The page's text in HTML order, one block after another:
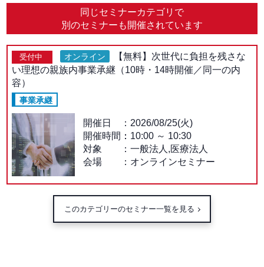
同じセミナーカテゴリで
別のセミナーも開催されています
受付中 オンライン
【無料】次世代に負担を残さな
い理想の親族内事業承継（10時・14時開催／同一の内
容）
事業承継
開催日
2026/08/25(火)
開催時間： 10:00～ 10:30
対象
一般法人,医療法人
会場
オンラインセミナー
このカテゴリーのセミナー一覧を見る